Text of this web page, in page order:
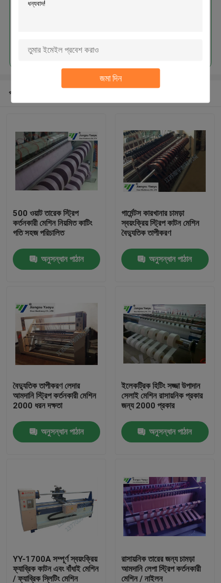
জমা দিন
পণ্য
আমাদের সম্পর্কে
কারখানা ভ্রমণ
মান নিয়ন্ত্রণ
উদ্ধৃতির জন্য আবেদন
হাইড্রোলিক Die কাটন মেশিন
হাইড্রোলিক সুইং আর্ম কাটন মেশিন
প্রস্তাবিত পণ্য
500 ওয়াট তারেক স্ট্রিপ
কর্তনকারী মেশিন নিয়মিত কাটিং
গতি সহজ পরিচালিত
অনুসন্ধান পাঠান
গার্মেন্টস কারখানার চামড়া
স্বয়ংক্রিয় স্ট্রিপ কাটন মেশিন
বৈদ্যুতিক তাপীকরণ
অনুসন্ধান পাঠান
বৈদ্যুতিক তাপীকরণ লেদার
আমদানি স্ট্রিপ কর্তনকারী মেশিন
2000 ধরন দক্ষতা
অনুসন্ধান পাঠান
ইলেকট্রিক হিটিং সজ্জা উপাদান
সেলাই মেশিন রাসায়নিক প্রকার
জন্য 2000 প্রকার
অনুসন্ধান পাঠান
YY-1700A সম্পূর্ণ স্বয়ংক্রিয়
ফ্যাব্রিক কাটন এবং বাঁধাই মেশিন
/ ফ্যাব্রিক স্লিটিং মেশিন
রাসায়নিক তারের জন্য চামড়া
আমদানি লেপা স্ট্রিপ কর্তনকারী
মেশিন / নাইলন